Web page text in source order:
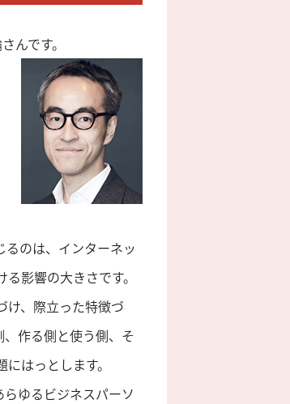
んです。
のは、インターネッ
影響の大きさです。
け、際立った特徴づ
作る側と使う側、そ
はっとします。
ゆるビジネスパーソ